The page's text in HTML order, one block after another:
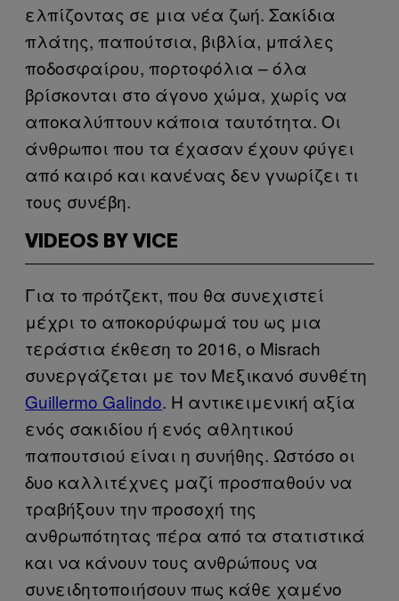
ελπίζοντας σε μια νέα ζωή. Σακίδια
πλάτης, παπούτσια, βιβλία, μπάλες
ποδοσφαίρου, πορτοφόλια – όλα
βρίσκονται στο άγονο χώμα, χωρίς να
αποκαλύπτουν κάποια ταυτότητα. Οι
άνθρωποι που τα έχασαν έχουν φύγει
από καιρό και κανένας δεν γνωρίζει τι
τους συνέβη.
VIDEOS BY VICE
Για το πρότζεκτ, που θα συνεχιστεί
μέχρι το αποκορύφωμά του ως μια
τεράστια έκθεση το 2016, ο Misrach
συνεργάζεται με τον Μεξικανό συνθέτη
Guillermo Galindo. Η αντικειμενική αξία
ενός σακιδίου ή ενός αθλητικού
παπουτσιού είναι η συνήθης. Ωστόσο οι
δυο καλλιτέχνες μαζί προσπαθούν να
τραβήξουν την προσοχή της
ανθρωπότητας πέρα από τα στατιστικά
και να κάνουν τους ανθρώπους να
συνειδητοποιήσουν πως κάθε χαμένο